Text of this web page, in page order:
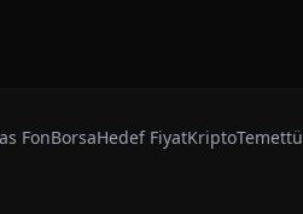
FonBorsaHedef FiyatKriptoTemettü